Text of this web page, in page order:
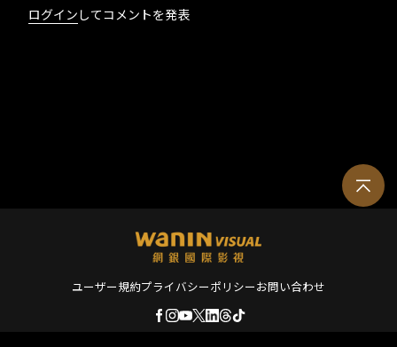
ログイン してコメントを発表
ユーザー規約プライバシーポリシーお問い合わせ